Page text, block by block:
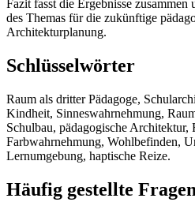
Fazit fasst die Ergebnisse
des Themas für die zukünftige
Architekturplanung.
Schlüsselwörter
Raum als dritter Pädagoge,
Kindheit, Sinneswahrnehmung,
Schulbau, pädagogische Architektur,
Farbwahrnehmung, Wohlbefinden,
Lernumgebung, haptische Reize.
Häufig gestellte Fragen